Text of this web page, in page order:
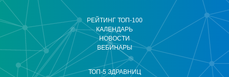
РЕЙТИНГ ТОП-100
КАЛЕНДАРЬ
НОВОСТИ
ВЕБИНАРЫ
ТОП-5 ЗДРАВНИЦ